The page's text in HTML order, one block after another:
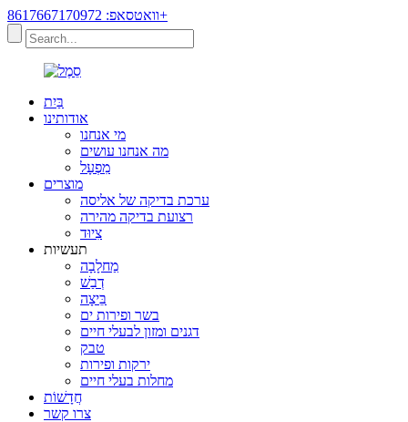
וואטסאפ: 8617667170972+
בַּיִת
אודותינו
מי אנחנו
מה אנחנו עושים
מִפְעָל
מוצרים
ערכת בדיקה של אליסה
רצועת בדיקה מהירה
צִיוּד
תעשיות
מַחלָבָה
דְבַשׁ
בֵּיצָה
בשר ופירות ים
דגנים ומזון לבעלי חיים
טבק
ירקות ופירות
מחלות בעלי חיים
חֲדָשׁוֹת
צרו קשר